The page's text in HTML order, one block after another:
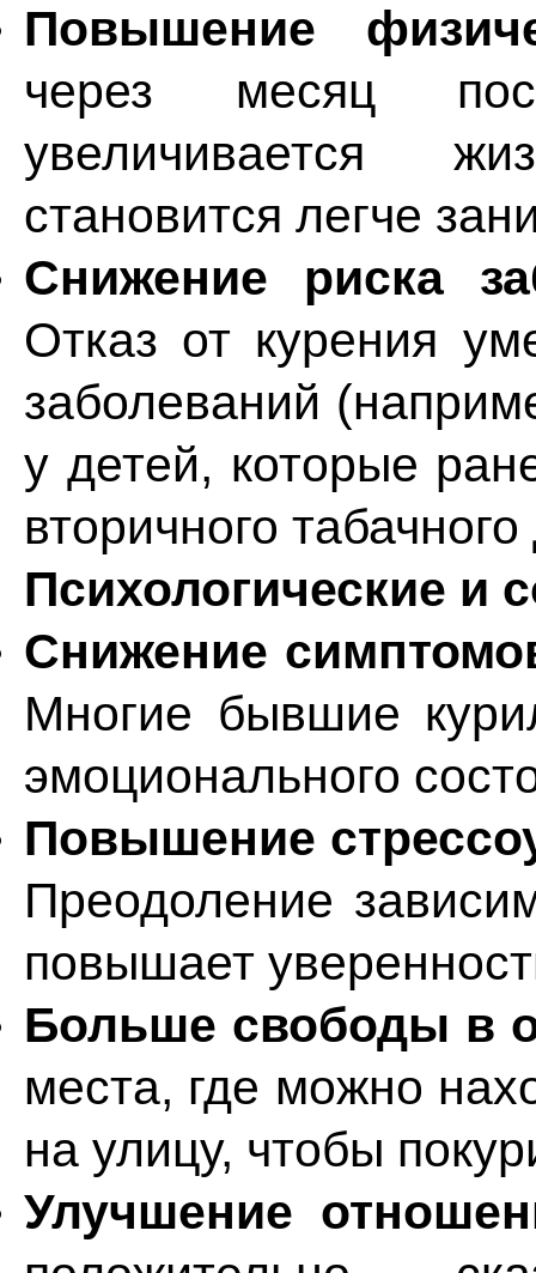
Повышение
через месяц
увеличивается
становится легче
Снижение риска
Отказ от курения
заболеваний
у детей, которые
вторичного
Психологические и
Снижение
Многие бывшие
эмоционального
Повышение
Преодоление
повышает
Больше свободы в
места, где можно
на улицу, чтобы
Улучшение